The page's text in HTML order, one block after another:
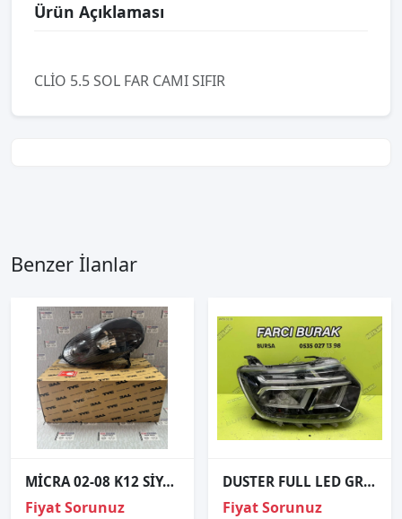
Ürün Açıklaması
CLİO 5.5 SOL FAR CAMI SIFIR
Benzer İlanlar
MİCRA 02-08 K12 SİYAH SAĞ FAR
Fiyat Sorunuz
DUSTER FULL LED GRİ SAĞ FAR ORJİNAL 2021- 260109550R
Fiyat Sorunuz